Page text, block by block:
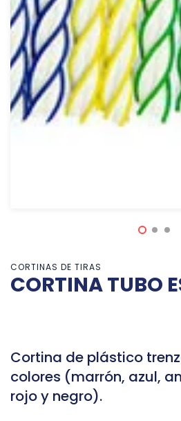
CORTINAS DE TIRAS
CORTINA TUBO
Cortina de plástico
colores (marrón, azul,
rojo y negro).